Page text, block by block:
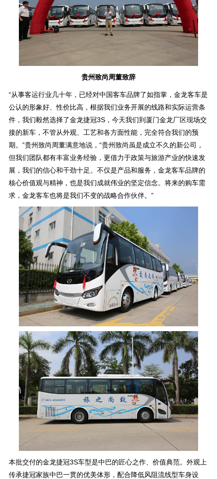
贵州致尚周董致辞
“从事客运行业几十年，已经对中国客车品牌了如指掌，金龙客车是
公认的形象好、性价比高，根据我们业务开展的线路和实际运营条
件，我们毅然选择了金龙捷冠3S，今天我们到厦门金龙厂区现场交
接的新车，不管从外观、工艺和各方面性能，完全符合我们的预
期。”贵州致尚周董满意地说，“贵州致尚虽是成立不久的新公司，
但我们团队都有丰富业务经验，更借力于政策与旅游产业的快速发
展，我们的信心和干劲十足。不仅是产品和服务，金龙客车品牌的
核心价值观与精神，也是我们成就伟业的坚定信念。将来的购车需
求，金龙客车也将是我们不变的战略合作伙伴。”
本批交付的金龙捷冠3S车型是中巴的匠心之作、价值典范。外观上
传承捷冠家族中巴一贯的优美体形，配合降低风阻流线型车身设